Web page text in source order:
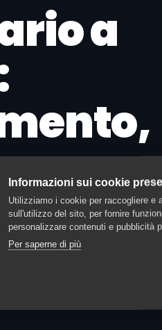
a
e
senza
Informazioni sui cookie
Utilizziamo i cookie per raccogliere e
sull'utilizzo del sito, per fornire
personalizzare contenuti e pubblicità
Per saperne di più